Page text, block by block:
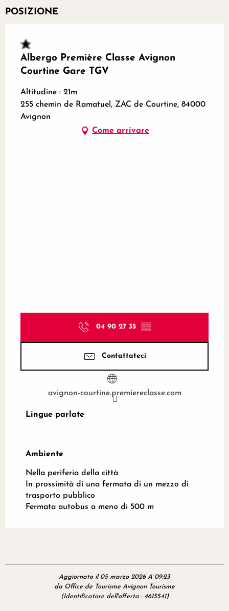
POSIZIONE
Albergo Première Classe Avignon
Courtine Gare TGV
Altitudine : 21m
255 chemin de Ramatuel, ZAC de Courtine, 84000
Avignon
Come arrivare
04 90 27 35 ▒▒
Contattateci
avignon-courtine.premiereclasse.com
Lingue parlate
Lingue parlate
Ambiente
Ambiente
Nella periferia della città
In prossimità di una fermata di un mezzo di
trasporto pubblico
Fermata autobus a meno di 500 m
Aggiornato il 05 marzo 2026 A 09:23
da Office de Tourisme Avignon Tourisme
(Identificatore dell'offerta : 4615541)